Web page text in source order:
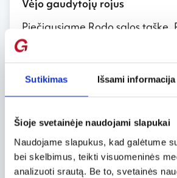
Sutikimas Išsami informacija
Šioje svetainėje naudojami slapukai
Naudojame slapukus, kad galėtume
bei skelbimus, teikti visuomeninės
analizuoti srautą. Be to, svetainės
Vėjo gaudytojų rojus
Piečiausiame Rodo salos taške,
pusiasalyje, beveik nuolatos
Išvertus į lietuvių kalbą,
Viduržemio ir Egėjo jūros.
žemėlapiuose Prasonisis
spalva. Net jei visoje Rodo saloje
ramus, o prognozės nežada
gali būti beveik visuomet
vėją pažaboti pavyks.